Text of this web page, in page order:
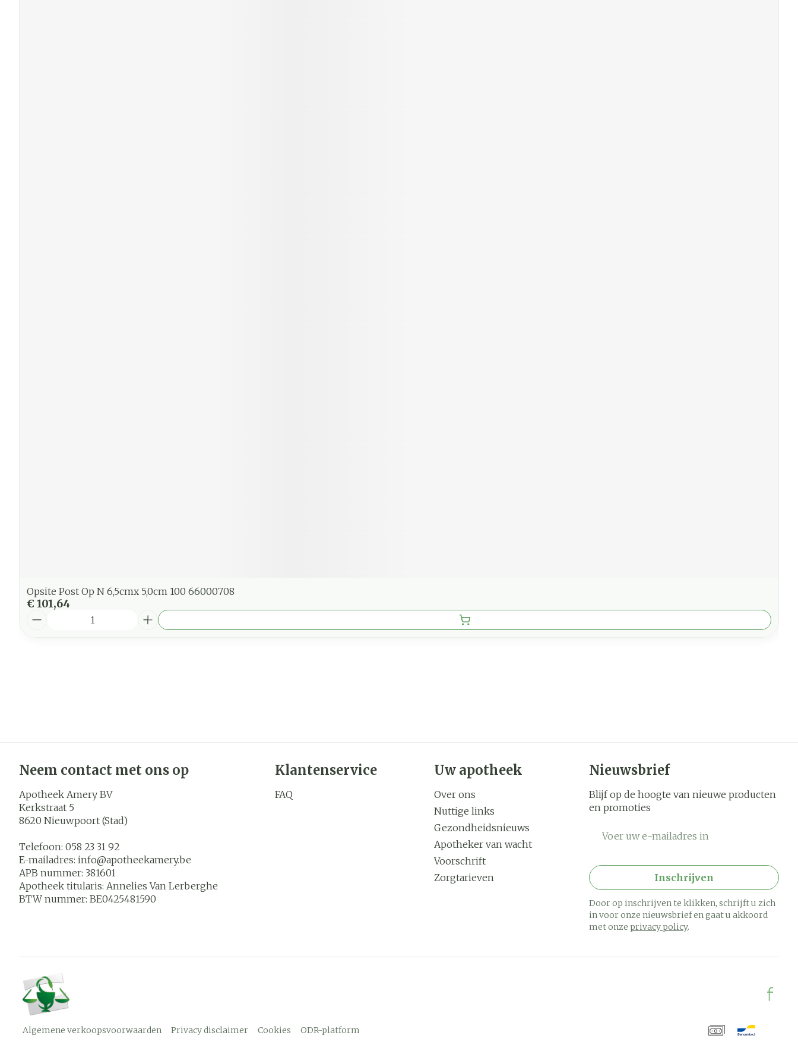
Opsite Post Op N 6,5cmx 5,0cm 100 66000708
€ 101,64
Neem contact met ons op
Apotheek Amery BV
Kerkstraat 5
8620 Nieuwpoort (Stad)
Telefoon: 058 23 31 92
E-mailadres: info@apotheekamery.be
APB nummer: 381601
Apotheek titularis: Annelies Van Lerberghe
BTW nummer: BE0425481590
Klantenservice
FAQ
Uw apotheek
Over ons
Nuttige links
Gezondheidsnieuws
Apotheker van wacht
Voorschrift
Zorgtarieven
Nieuwsbrief
Blijf op de hoogte van nieuwe producten
en promoties
Inschrijven
Door op inschrijven te klikken, schrijft u zich
in voor onze nieuwsbrief en gaat u akkoord
met onze privacy policy.
Algemene verkoopsvoorwaarden Privacy disclaimer Cookies ODR-platform